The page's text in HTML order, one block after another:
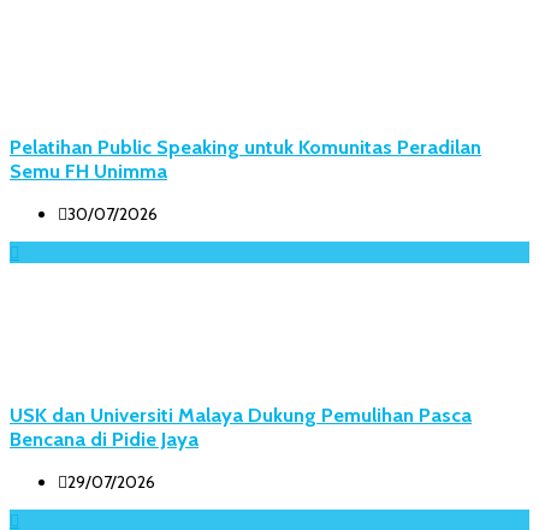
Pelatihan Public Speaking untuk Komunitas Peradilan
Semu FH Unimma
30/07/2026
USK dan Universiti Malaya Dukung Pemulihan Pasca
Bencana di Pidie Jaya
29/07/2026